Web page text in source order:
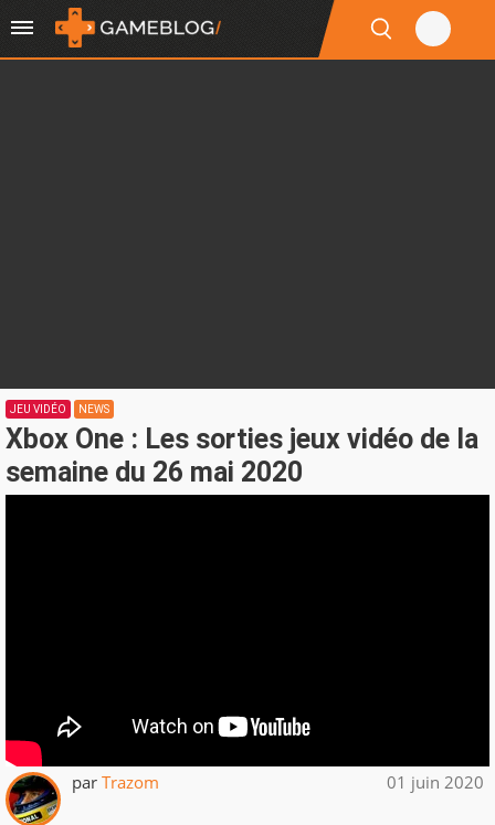
JEU VIDÉO NEWS
Xbox One : Les sorties jeux vidéo de la
semaine du 26 mai 2020
par Trazom 01 juin 2020